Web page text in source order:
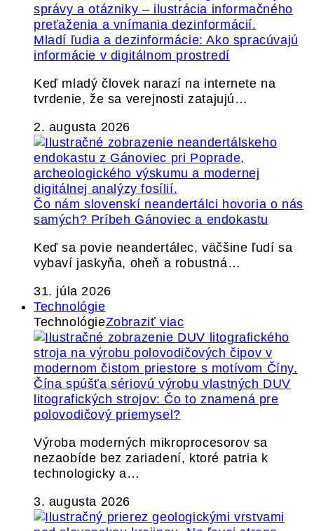
Mladí ľudia a dezinformácie: Ako spracúvajú
informácie v digitálnom prostredí
Keď mladý človek narazí na internete na
tvrdenie, že sa verejnosti zatajujú…
2. augusta 2026
Čo nám slovenskí neandertálci hovoria o nás
samých? Príbeh Gánoviec a endokastu
Keď sa povie neandertálec, väčšine ľudí sa
vybaví jaskyňa, oheň a robustná…
31. júla 2026
Technológie
TechnológieZobraziť viac
Čína spúšťa sériovú výrobu vlastných DUV
litografických strojov: Čo to znamená pre
polovodičový priemysel?
Výroba moderných mikroprocesorov sa
nezaobíde bez zariadení, ktoré patria k
technologicky a…
3. augusta 2026